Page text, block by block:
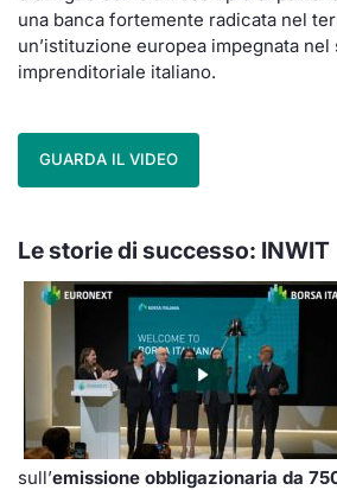
una banca fortemente radicata nel
un’istituzione europea impegnata
imprenditoriale italiano.
GUARDA IL VIDEO
Le storie di successo: INWIT
sull’emissione obbligazionaria da